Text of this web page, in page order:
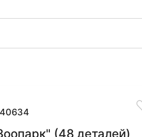
40634
(48 деталей)